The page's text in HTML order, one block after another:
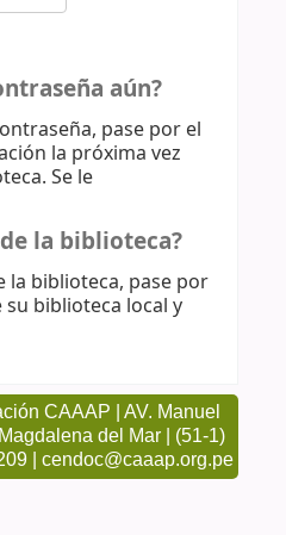
aún?
pase por el
la próxima vez
Se le
la biblioteca?
la biblioteca, pase por
biblioteca local y
CAAAP | AV. Manuel
del Mar | (51-1)
| cendoc@caaap.org.pe